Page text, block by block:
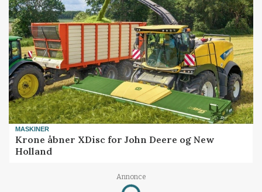
MASKINER
Krone åbner XDisc for John Deere og New
Holland
Annonce
Loading...